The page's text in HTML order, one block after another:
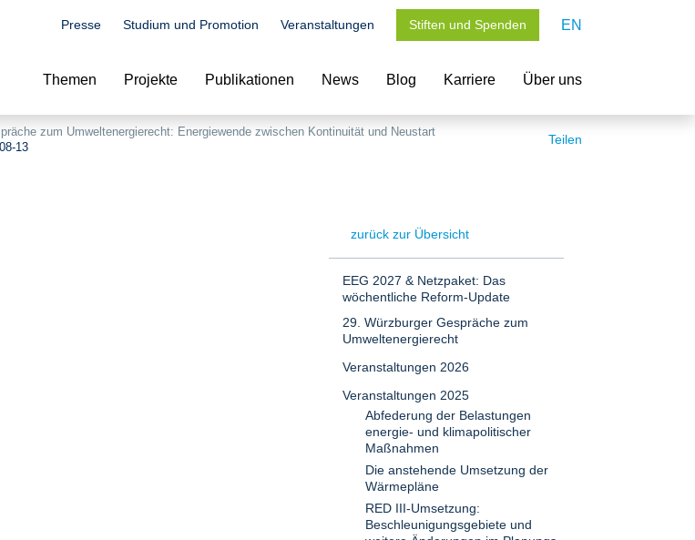
Presse Studium und Promotion Veranstaltungen Stiften und Spenden EN
Themen Projekte Publikationen News Blog Karriere Über uns
zum Umweltenergierecht: Energiewende zwischen Kontinuität und Neustart
13
Teilen
zurück zur Übersicht
EEG 2027 & Netzpaket: Das
wöchentliche Reform-Update
29. Würzburger Gespräche zum
Umweltenergierecht
Veranstaltungen 2026
Veranstaltungen 2025
Abfederung der Belastungen
energie- und klimapolitischer
Maßnahmen
Die anstehende Umsetzung der
Wärmepläne
RED III-Umsetzung:
Beschleunigungsgebiete und